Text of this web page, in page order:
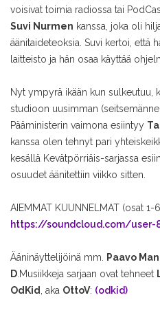
voisivat toimia radiossa tai
Suvi Nurmen kanssa, joka oli
äänitaideteoksia. Suvi kertoi, että
laitteisto ja hän osaa käyttää
Nyt ympyrä ikään kun sulkeutuu,
studioon uusimman
Pääministerin vaimona esiintyy
kanssa olen tehnyt pari
kesällä Kevätpörriäis-sarjassa
osuudet äänitettiin viikko sitten.
AIEMMAT KUUNNELMAT (osat 1-
https://soundcloud.com/user-
Ääninäyttelijöinä mm. Paavo
D Musiikkeja sarjaan ovat tehneet
OdKid
, aka OttoV: (odkid)